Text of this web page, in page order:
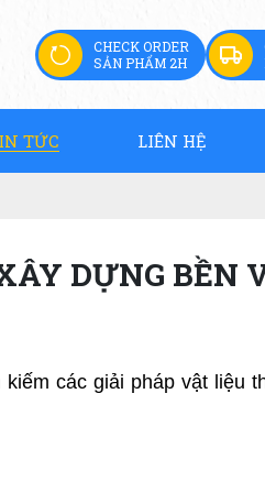
CHECK ORDER
SẢN PHẨM 2H
TỨC LIÊN HỆ
DỰNG BỀN
các giải pháp vật liệu